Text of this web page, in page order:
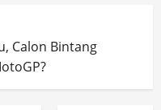
Calon Bintang